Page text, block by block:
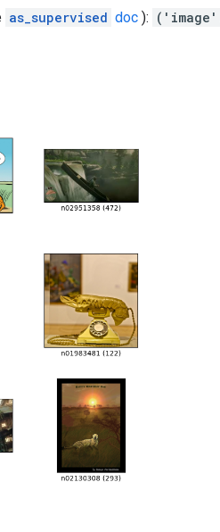
as_supervised doc ):